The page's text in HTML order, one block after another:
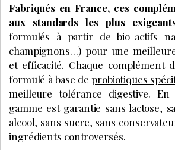
Fabriqués en France, ces
aux standards les plus
formulés à partir de bio-actifs
champignons…) pour une
et efficacité. Chaque complément
formulé à base de probiotiques
meilleure tolérance digestive.
gamme est garantie sans lactose,
alcool, sans sucre, sans
ingrédients controversés.